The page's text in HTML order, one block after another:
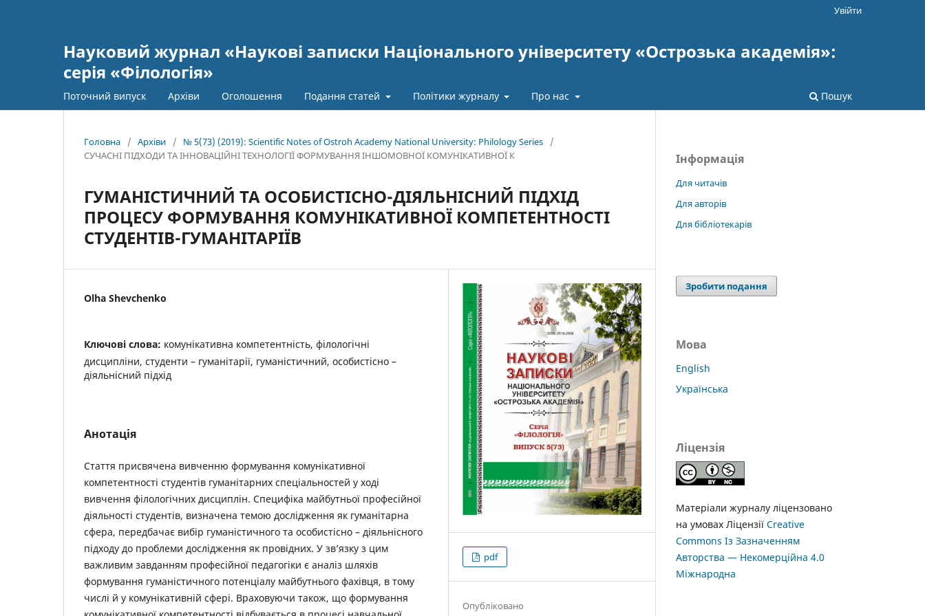
Науковий журнал «Наукові записки Національного університету «Острозька академія»:
серія «Філологія»
Поточний випуск Архіви Оголошення Подання статей Політики журналу Про нас Пошук
Увійти
Головна / Архіви / № 5(73) (2019): Scientific Notes of Ostroh Academy National University: Philology Series
/
СУЧАСНІ ПІДХОДИ ТА ІННОВАЦІЙНІ ТЕХНОЛОГІЇ ФОРМУВАННЯ ІНШОМОВНОЇ КОМУНІКАТИВНОЇ К
ГУМАНІСТИЧНИЙ ТА ОСОБИСТІСНО-ДІЯЛЬНІСНИЙ ПІДХІД
ПРОЦЕСУ ФОРМУВАННЯ КОМУНІКАТИВНОЇ КОМПЕТЕНТНОСТІ
СТУДЕНТІВ-ГУМАНІТАРІЇВ
Olha Shevchenko
Ключові слова: комунікативна компетентність, філологічні
дисципліни, студенти – гуманітарії, гуманістичний, особистісно –
діяльнісний підхід
Анотація
Стаття присвячена вивченню формування комунікативної
компетентності студентів гуманітарних спеціальностей у ході
вивчення філологічних дисциплін. Специфіка майбутньої професійної
діяльності студентів, визначена темою дослідження як гуманітарна
сфера, передбачає вибір гуманістичного та особистісно – діяльнісного
підходу до проблеми дослідження як провідних. У зв’язку з цим
важливим завданням професійної педагогіки є аналіз шляхів
формування гуманістичного потенціалу майбутнього фахівця, в тому
числі й у комунікативній сфері. Враховуючи також, що формування
pdf
Опубліковано
Інформація
Для читачів
Для авторів
Для бібліотекарів
Зробити подання
Мова
English
Українська
Ліцензія
Матеріали журналу ліцензовано
на умовах Ліцензії Creative
Commons Із Зазначенням
Авторства — Некомерційна 4.0
Міжнародна